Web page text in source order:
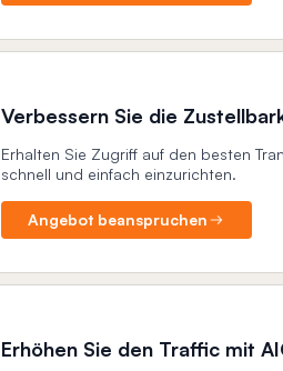
Verbessern Sie die
Erhalten Sie Zugriff auf den besten
schnell und einfach einzurichten.
Angebot beanspruchen
Erhöhen Sie den Traffic mit